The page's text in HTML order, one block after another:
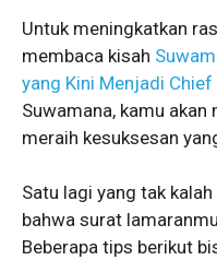
Untuk meningkatkan
membaca kisah
yang Kini Menjadi
Suwamana, kamu
meraih kesuksesan
Satu lagi yang tak
bahwa surat
Beberapa tips berikut